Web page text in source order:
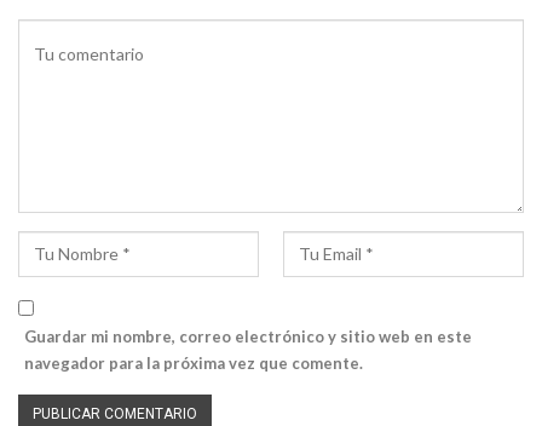
Guardar mi nombre, correo electrónico y sitio web en este
navegador para la próxima vez que comente.